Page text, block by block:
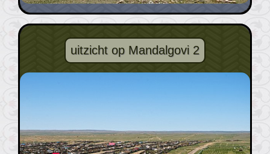
uitzicht op Mandalgovi 2